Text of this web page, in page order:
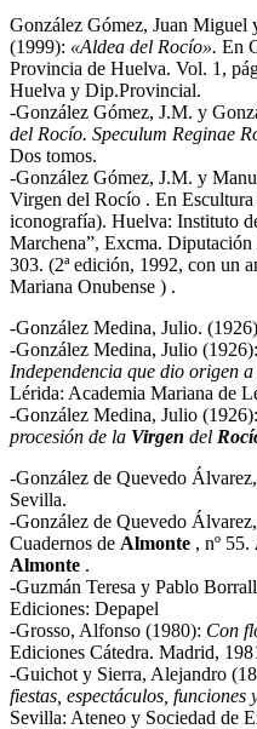
González Gómez, Juan Miguel
(1999): «Aldea del Rocío». En
Provincia de Huelva. Vol. 1,
Huelva y Dip.Provincial.
-González Gómez, J.M. y
del Rocío. Speculum Reginae
Dos tomos.
-González Gómez, J.M. y
Virgen del Rocío . En
iconografía). Huelva: Instituto
Marchena”, Excma.
303. (2ª edición, 1992, con un
Mariana Onubense ) .
-González Medina, Julio.
-González Medina, Julio (1926):
Independencia que dio origen
Lérida: Academia Mariana de
-González Medina, Julio (1926):
procesión de la Virgen del
-González de Quevedo
Sevilla.
-González de Quevedo
Cuadernos de Almonte , nº 55.
Almonte .
-Guzmán Teresa y Pablo
Ediciones: Depapel
-Grosso, Alfonso (1980): Con
Ediciones Cátedra. Madrid,
-Guichot y Sierra, Alejandro
fiestas, espectáculos,
Sevilla: Ateneo y Sociedad de